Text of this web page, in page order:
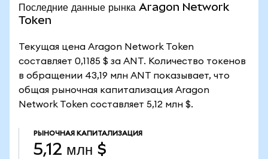
Последние данные рынка Aragon Network
Token
Текущая цена Aragon Network Token
составляет 0,1185 $ за ANT. Количество токенов
в обращении 43,19 млн ANT показывает, что
общая рыночная капитализация Aragon
Network Token составляет 5,12 млн $.
РЫНОЧНАЯ КАПИТАЛИЗАЦИЯ
5,12 млн $